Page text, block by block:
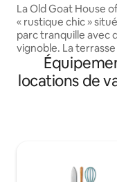
Guillaume Blanc
La Old Goat House
« rustique chic »
parc tranquille avec
vignoble. La
et l'espace repas
l'endroit idéal pour
verre de vin des
producteurs de vin
cuisine bien équipée. La piscine, la
terrasse ensoleillée
locations de